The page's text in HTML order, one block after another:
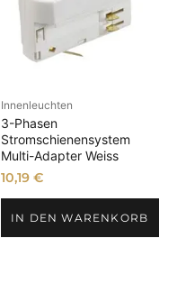
Innenleuchten
3-Phasen
Stromschienensystem
Multi-Adapter Weiss
10,19 €
IN DEN WARENKORB